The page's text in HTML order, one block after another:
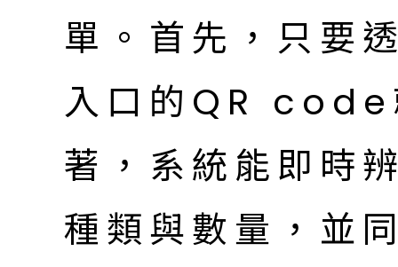
單。首先，只要
入口的QR code
著，系統能即時
種類與數量，並